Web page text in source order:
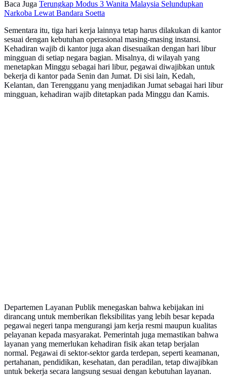
Baca Juga Terungkap Modus 3 Wanita Malaysia Selundupkan
Narkoba Lewat Bandara Soetta
Sementara itu, tiga hari kerja lainnya tetap harus dilakukan di kantor
sesuai dengan kebutuhan operasional masing-masing instansi.
Kehadiran wajib di kantor juga akan disesuaikan dengan hari libur
mingguan di setiap negara bagian. Misalnya, di wilayah yang
menetapkan Minggu sebagai hari libur, pegawai diwajibkan untuk
bekerja di kantor pada Senin dan Jumat. Di sisi lain, Kedah,
Kelantan, dan Terengganu yang menjadikan Jumat sebagai hari libur
mingguan, kehadiran wajib ditetapkan pada Minggu dan Kamis.
Departemen Layanan Publik menegaskan bahwa kebijakan ini
dirancang untuk memberikan fleksibilitas yang lebih besar kepada
pegawai negeri tanpa mengurangi jam kerja resmi maupun kualitas
pelayanan kepada masyarakat. Pemerintah juga memastikan bahwa
layanan yang memerlukan kehadiran fisik akan tetap berjalan
normal. Pegawai di sektor-sektor garda terdepan, seperti keamanan,
pertahanan, pendidikan, kesehatan, dan peradilan, tetap diwajibkan
untuk bekerja secara langsung sesuai dengan kebutuhan layanan.